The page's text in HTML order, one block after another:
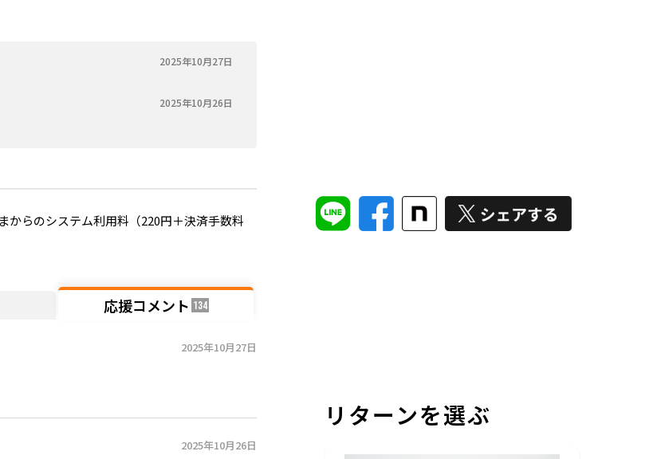
2025年10月27日
2025年10月26日
からのシステム利用料（220円＋決済手数料
応援コメント 134
2025年10月27日
2025年10月26日
リターンを選ぶ